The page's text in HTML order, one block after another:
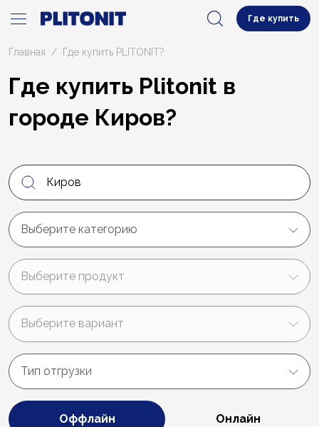
Где купить
Главная Где купить PLITONIT?
Где купить Plitonit в
городе Киров?
Выберите категорию
Выберите продукт
Выберите вариант
Тип отгрузки
Оффлайн Онлайн